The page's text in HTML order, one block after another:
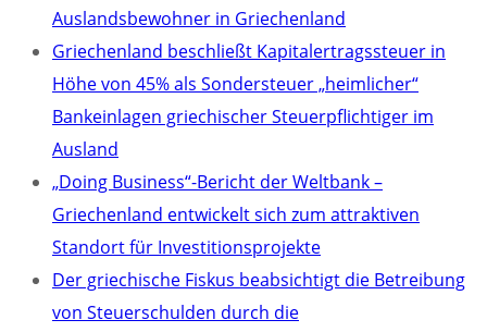
Auslandsbewohner in Griechenland
Griechenland beschließt Kapitalertragssteuer in
Höhe von 45% als Sondersteuer „heimlicher“
Bankeinlagen griechischer Steuerpflichtiger im
Ausland
„Doing Business“-Bericht der Weltbank –
Griechenland entwickelt sich zum attraktiven
Standort für Investitionsprojekte
Der griechische Fiskus beabsichtigt die Betreibung
von Steuerschulden durch die